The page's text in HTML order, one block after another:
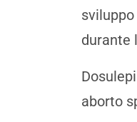
durante
aborto